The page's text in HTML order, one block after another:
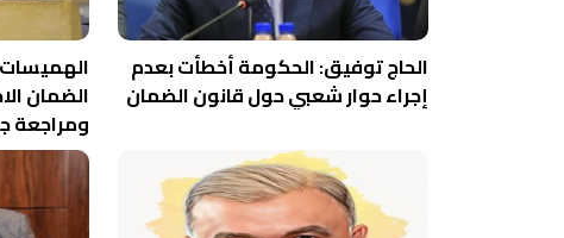
الحاج توفيق: الحكومة أخطأت بعدم
إجراء حوار شعبي حول قانون الضمان
الضمان
ومراجعة